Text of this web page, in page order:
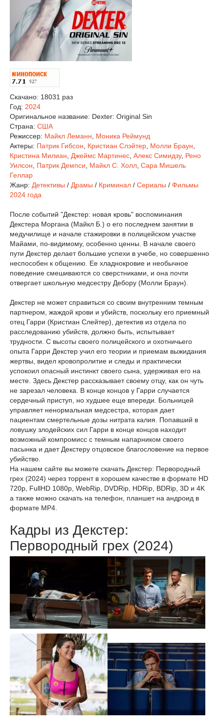
Скачано: 18031 раз
Год: 2024
Оригинальное название: Dexter: Original Sin
Страна: США
Режиссер: Майкл Леманн
Моника Реймунд
Актеры: Патрик Гибсон Кристиан Слэйтер Молли Браун
Кристина Милиан
Джеймс Мартинес Алекс Симидзу, Рено
Уилсон
Патрик Демпси Майкл С. Холл Сара Мишель
Геллар
Жанр: Детективы / Драмы / Криминал / Сериалы / Фильмы
2024 года
После событий "Декстер: новая кровь" воспоминания
Декстера Моргана (Майкл Б.) о его последнем занятии в
медучилище и начале стажировки в полицейском участке
Майами, по-видимому, особенно ценны. В начале своего
пути Декстер делает большие успехи в учебе, но совершенно
неспособен к общению. Ее хладнокровие и необычное
поведение смешиваются со сверстниками, и она почти
отвергает школьную медсестру Дебору (Молли Браун).
Декстер не может справиться со своим внутренним темным
партнером, жаждой крови и убийств, поскольку его приемный
отец Гарри (Кристиан Слейтер), детектив из отдела по
расследованию убийств, должно быть, испытывает
трудности. С высоты своего полицейского и охотничьего
опыта Гарри Декстер учил его теории и приемам выжидания
жертвы, видел кровопролитие и следы и практически
успокоил опасный инстинкт своего сына, удерживая его на
месте. Здесь Декстер рассказывает своему отцу, как он чуть
не зарезал человека. В конце концов у Гарри случается
сердечный приступ, но худшее еще впереди. Больницей
управляет ненормальная медсестра, которая дает
пациентам смертельные дозы нитрата калия. Попавший в
ловушку злодейских сил Гарри в конце концов находит
возможный компромисс с темным напарником своего
пасынка и дает Декстеру отцовское благословение на первое
убийство.
На нашем сайте вы можете скачать Декстер: Первородный
грех (2024) через торрент в хорошем качестве в формате HD
720p, FullHD 1080p, WebRip, DVDRip, HDRip, BDRip, 3D и 4K
а также можно скачать на телефон, планшет на андроид в
формате MP4.
Кадры из Декстер:
Первородный грех (2024)